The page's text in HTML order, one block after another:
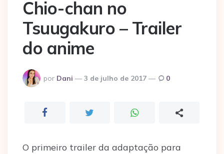
Chio-chan no
Tsuugakuro – Trailer
do anime
Postado
por
por Dani 3 de julho de 2017 0
O primeiro trailer da adaptação para